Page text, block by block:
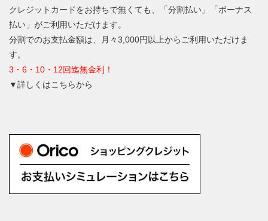
クレジットカードをお持ちで無くても、「分割払い」「ボーナス
払い」がご利用いただけます。
分割でのお支払金額は、月々3,000円以上からご利用いただけま
す。
3・6・10・12回迄無金利！
▼詳しくはこちらから